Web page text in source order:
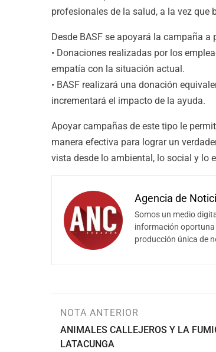
profesionales de la salud, a la vez que
Desde BASF se apoyará la campaña a
• Donaciones realizadas por los
empatía con la situación actual.
• BASF realizará una donación
incrementará el impacto de la ayuda.
Apoyar campañas de este tipo le
manera efectiva para lograr un
vista desde lo ambiental, lo social y lo
Agencia de
Somos un medio
información oportuna
producción única de
NOTA ANTERIOR
ANIMALES CALLEJEROS Y LA
LATACUNGA